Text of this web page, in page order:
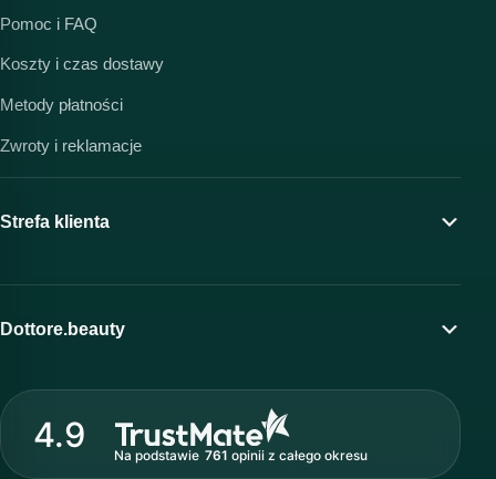
Pomoc i FAQ
Koszty i czas dostawy
Metody płatności
Zwroty i reklamacje
Strefa klienta
Moje konto
Program lojalnościowy
Strefa profesjonalisty
Dottore.beauty
O marce Dottore
Nasz zespół
Akademia i szkolenia
4.9
Na podstawie 761 opinii z całego okresu